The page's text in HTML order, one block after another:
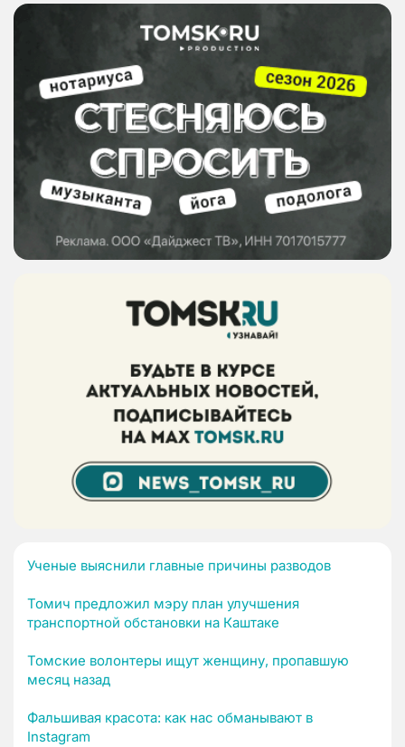
Ученые выяснили главные причины разводов
Томич предложил мэру план улучшения
транспортной обстановки на Каштаке
Томские волонтеры ищут женщину, пропавшую
месяц назад
Фальшивая красота: как нас обманывают в
Instagram